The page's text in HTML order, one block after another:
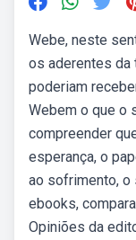
Webe, neste
os aderentes da
poderiam
Webem o que o
compreender
esperança, o
ao sofrimento,
ebooks,
Opiniões da